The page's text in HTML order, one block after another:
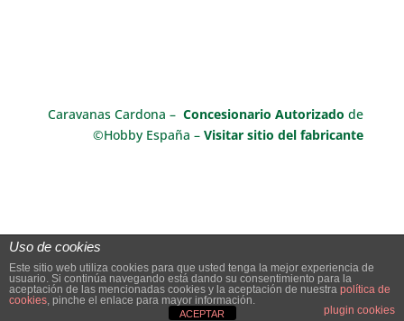
Caravanas Cardona –Concesionario Autorizado de
©Hobby España – Visitar sitio del fabricante
© 2018-2019 Caravanas y Remolques Cardona SL
Uso de cookies
Este sitio web utiliza cookies para que usted tenga la mejor experiencia de
usuario. Si continúa navegando está dando su consentimiento para la
aceptación de las mencionadas cookies y la aceptación de nuestra política de
cookies, pinche el enlace para mayor información.
plugin cookies
ACEPTAR